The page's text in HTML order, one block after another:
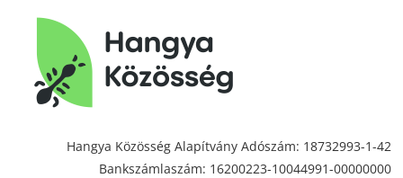
Hangya
Közösség
Hangya Közösség Alapítvány Adószám: 18732993-1-42
Bankszámlaszám: 16200223-10044991-00000000